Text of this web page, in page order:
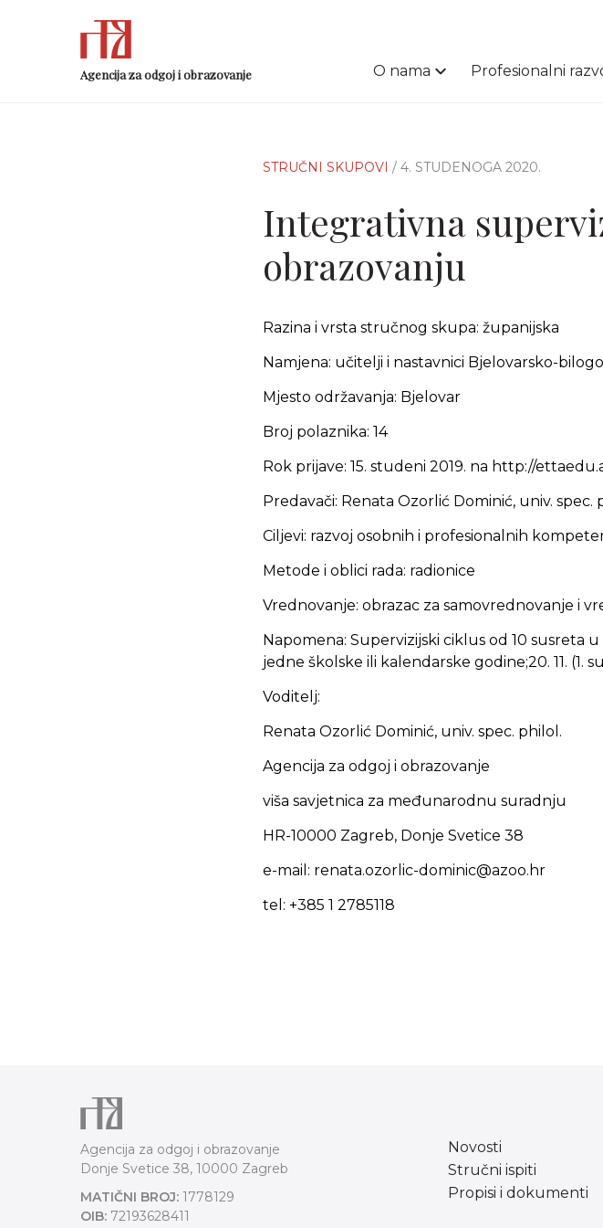
Agencija za odgoj i obrazovanje O nama Profesionalni
STRUČNI SKUPOVI / 4. STUDENOGA 2020.
Integrativna
obrazovanju
Razina i vrsta stručnog skupa: županijska
Namjena: učitelji i nastavnici Bjelovarsko-
Mjesto održavanja: Bjelovar
Broj polaznika: 14
Rok prijave: 15. studeni 2019. na http://
Predavači: Renata Ozorlić Dominić, univ. spec.
Ciljevi: razvoj osobnih i profesionalnih
Metode i oblici rada: radionice
Vrednovanje: obrazac za samovrednovanje i
Napomena: Supervizijski ciklus od 10 susreta
jedne školske ili kalendarske godine;20. 11. (1.
Voditelj:
Renata Ozorlić Dominić, univ. spec. philol.
Agencija za odgoj i obrazovanje
viša savjetnica za međunarodnu suradnju
HR-10000 Zagreb, Donje Svetice 38
e-mail: renata.ozorlic-dominic@azoo.hr
tel: +385 1 2785118
Agencija za odgoj i obrazovanje
Donje Svetice 38, 10000 Zagreb
MATIČNI BROJ: 1778129
OIB: 72193628411
Novosti
Stručni ispiti
Propisi i dokumenti